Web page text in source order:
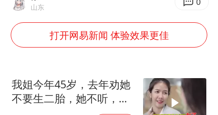
全民健身事业高质量发展
老挝国会主席赛宋蓬逝世
白海豚将正面袭击贯穿浙江
山东
打开网易新闻 体验效果更佳
我姐今年45岁，去年劝她
不要生二胎，她不听，谁